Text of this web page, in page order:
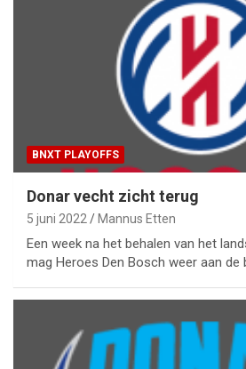
BNXT PLAYOFFS
Donar vecht zicht terug
5 juni 2022 Mannus Etten
Een week na het behalen van het
mag Heroes Den Bosch weer aan de